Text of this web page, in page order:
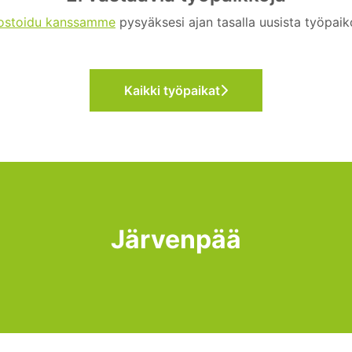
kanssamme pysyäksesi ajan tasalla uusista
Kaikki työpaikat
Järvenpää